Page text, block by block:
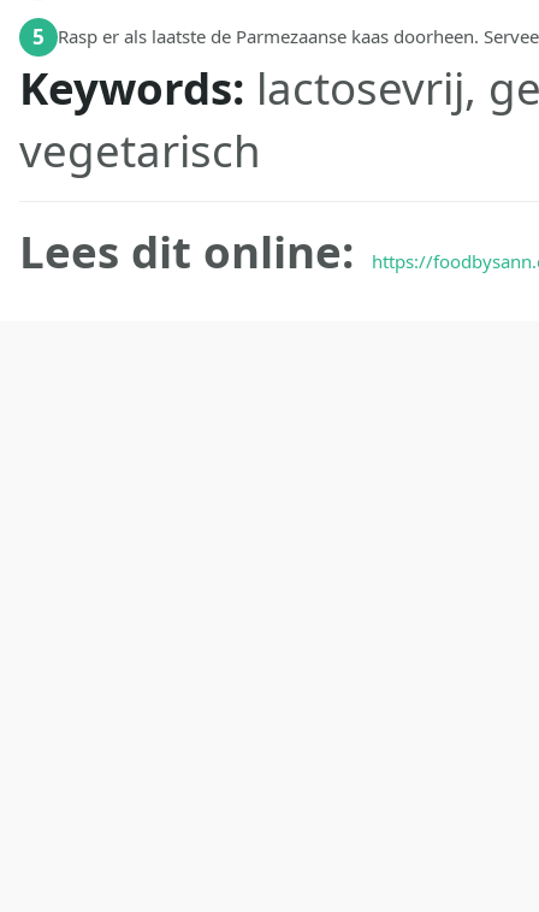
5 Rasp er als laatste de Parmezaanse kaas doorheen.
Keywords: lactosevrij,
vegetarisch
Lees dit online:
https://